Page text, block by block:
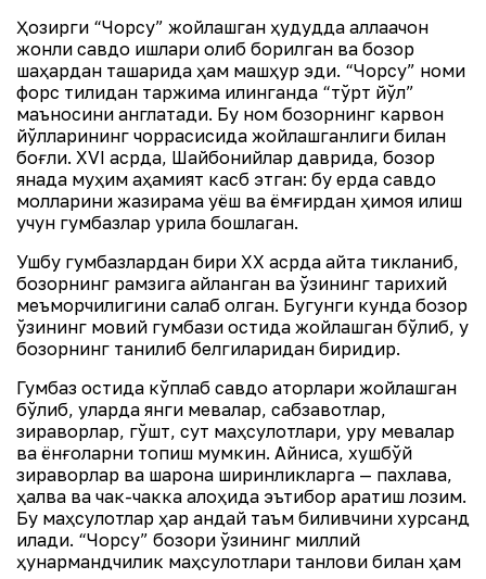
Ҳозирги “Чорсу” жойлашган ҳудудда аллақачон
жонли савдо ишлари олиб борилган ва бозор
шаҳардан ташқарида ҳам машҳур эди. “Чорсу” номи
форс тилидан таржима қилинганда “тўрт йўл”
маъносини англатади. Бу ном бозорнинг карвон
йўлларининг чоррасисида жойлашганлиги билан
боғлиқ. XVI асрда, Шайбонийлар даврида, бозор
янада муҳим аҳамият касб этган: бу ерда савдо
молларини жазирама қуёш ва ёмғирдан ҳимоя қилиш
учун гумбазлар қурила бошлаган.
Ушбу гумбазлардан бири XX асрда қайта тикланиб,
бозорнинг рамзига айланган ва ўзининг тарихий
меъморчилигини сақлаб қолган. Бугунги кунда бозор
ўзининг мовий гумбази остида жойлашган бўлиб, у
бозорнинг танилиб белгиларидан биридир.
Гумбаз остида кўплаб савдо қаторлари жойлашган
бўлиб, уларда янги мевалар, сабзавотлар,
зираворлар, гўшт, сут маҳсулотлари, қуруқ мевалар
ва ёнғоқларни топиш мумкин. Айниқса, хушбўй
зираворлар ва шарқона ширинликларга — пахлава,
ҳалва ва чак-чакка алоҳида эътибор қаратиш лозим.
Бу маҳсулотлар ҳар қандай таъм биливчини хурсанд
қилади. “Чорсу” бозори ўзининг миллий
ҳунармандчилик маҳсулотлари танлови билан ҳам